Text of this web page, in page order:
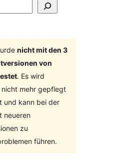
nicht mit den 3
von
. Es wird
nicht mehr gepflegt
und kann bei der
neueren
zu
führen.